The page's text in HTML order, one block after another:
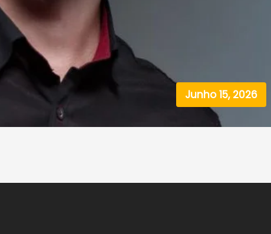
Junho 15, 2026